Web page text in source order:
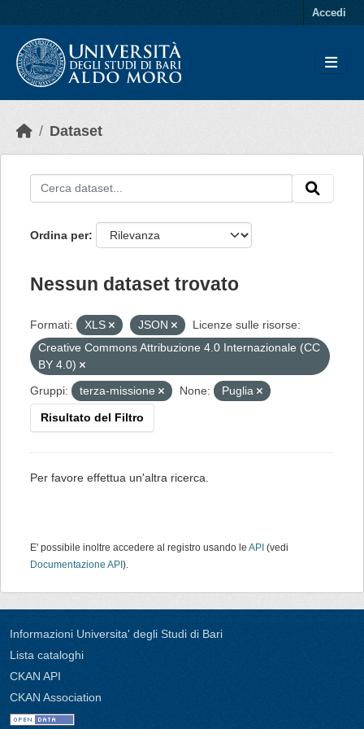
Accedi
Dataset
Ordina per
Nessun dataset trovato
Formati: XLS JSON
Licenze sulle risorse:
Creative Commons Attribuzione 4.0 Internazionale (CC
BY 4.0)
Gruppi:
terza-missione None: Puglia
Risultato del Filtro
Per favore effettua un'altra ricerca.
E' possibile inoltre accedere al registro usando le API (vedi
Documentazione API ).
Informazioni Universita' degli Studi di Bari
Lista cataloghi
CKAN API
CKAN Association